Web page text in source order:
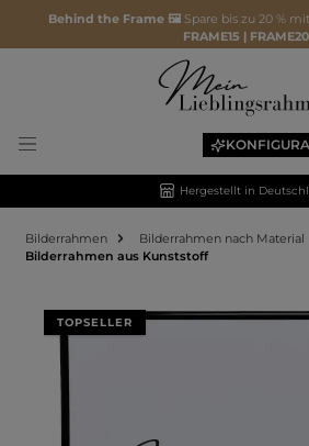
Behind the Frame 🖼️ Spare bis zu 20 %
FRAME15 | FRAME20
Hergestellt in
Bilderrahmen
Bilderrahmen nach Material
Bilderrahmen aus Kunststoff
Bildergalerie überspringen
TOPSELLER